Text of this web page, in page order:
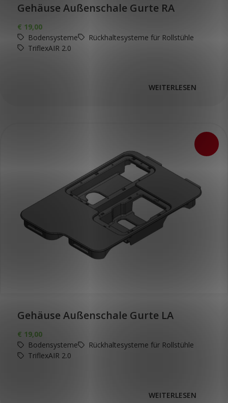
Gehäuse Außenschale Gurte RA
€ 19,00
Bodensysteme
Rückhaltesysteme für Rollstühle
TriflexAIR 2.0
WEITERLESEN
Gehäuse Außenschale Gurte LA
€ 19,00
Bodensysteme
Rückhaltesysteme für Rollstühle
TriflexAIR 2.0
WEITERLESEN